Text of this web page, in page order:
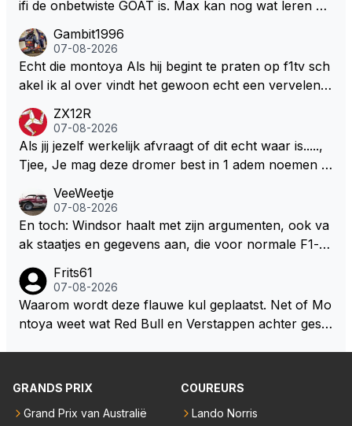
ifi de onbetwiste GOAT is. Max kan nog wat leren va
milton, hahahaha. Latifi pakt ze allemaal met de oge
n dicht met als onbetwiste nummer 2 of GOATINES
S Lawson natuurlijk 😂😂😂😂😂
Gambit1996
07-08-2026
Echt die montoya Als hij begint te praten op f1tv sch
akel ik al over vindt het gewoon echt een vervelend
weet 🤮🤮
ZX12R
07-08-2026
Als jij jezelf werkelijk afvraagt of dit echt waar is.....,
Tjee, Je mag deze dromer best in 1 adem noemen m
aar voordragen uit eigen geest. Kan mij voorstellen d
at je het leuk vindt sprookjes te luisteren maar heb jij
jezelf dan ook wel eens afgevraagd of de dappere b
ze wolff gesneden heeft?
VeeWeetje
07-08-2026
En toch: Windsor haalt met zijn argumenten, ook va
ak staatjes en gegevens aan, die voor normale F1-fa
okies made of your own dough" 🤣
Frits61
07-08-2026
Waarom wordt deze flauwe kul geplaatst. Net of Mo
ntoya weet wat Red Bull en Verstappen achter geslo
GRANDS PRIX
Grand Prix van Australië
COUREURS
Lando Norris